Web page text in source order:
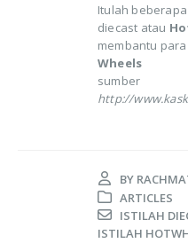
Itulah
diecast atau
membantu
Wheels
sumber
http://
BY
ARTICLES
ISTILAH
ISTILAH